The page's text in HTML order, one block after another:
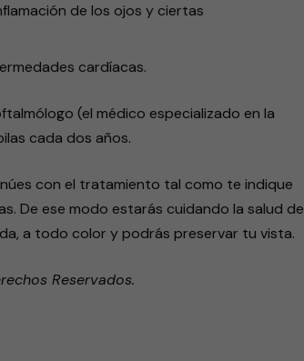
de los ojos y ciertas
cardíacas.
(el médico especializado en la
cada dos años.
con el tratamiento tal como te indique
De ese modo estarás cuidando la salud de
a todo color y podrás preservar tu vista.
Reservados.